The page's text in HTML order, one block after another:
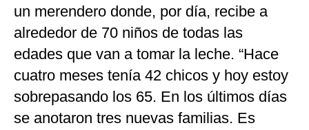
un merendero donde, por día, recibe a
alrededor de 70 niños de todas las
edades que van a tomar la leche. “Hace
cuatro meses tenía 42 chicos y hoy estoy
sobrepasando los 65. En los últimos días
se anotaron tres nuevas familias. Es